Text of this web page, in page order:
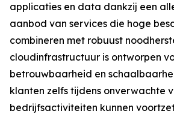
applicaties en data dankzij een
aanbod van services die hoge
combineren met robuust
cloudinfrastructuur is ontworpen
betrouwbaarheid en
klanten zelfs tijdens onverwachte
bedrijfsactiviteiten kunnen